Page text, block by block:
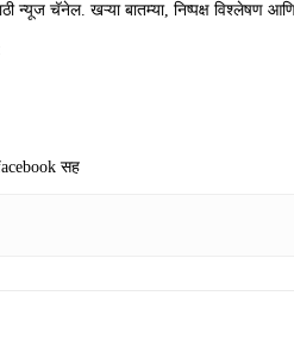
न्यूज चॅनेल. खऱ्या बातम्या, निष्पक्ष विश्लेषण
सह